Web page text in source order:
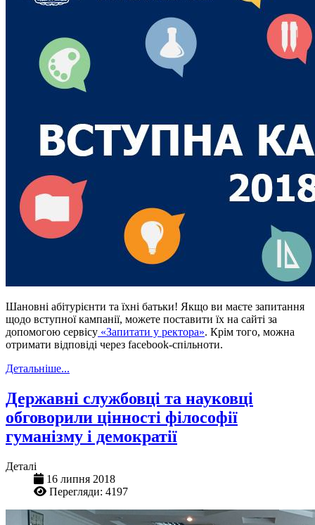
Шановні абітурієнти та їхні батьки! Якщо ви маєте запитання
щодо вступної кампанії, можете поставити їх на сайті за
допомогою сервісу «Запитати у ректора». Крім того, можна
отримати відповіді через facebook-спільноти.
Детальніше...
Державні службовці та науковці
обговорили цінності філософії
гуманізму і демократії
Деталі
16 липня 2018
Перегляди: 4197